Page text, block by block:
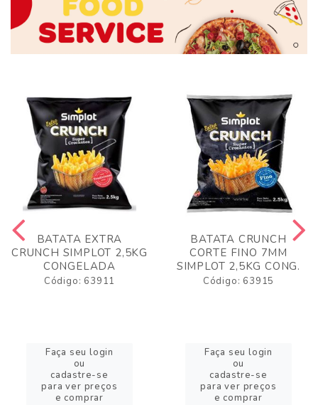
BATATA EXTRA
CRUNCH SIMPLOT 2,5KG
CONGELADA
Código: 63911
Faça seu login
ou
cadastre-se
para ver preços
e comprar
BATATA CRUNCH
CORTE FINO 7MM
SIMPLOT 2,5KG CONG.
Código: 63915
Faça seu login
ou
cadastre-se
para ver preços
e comprar